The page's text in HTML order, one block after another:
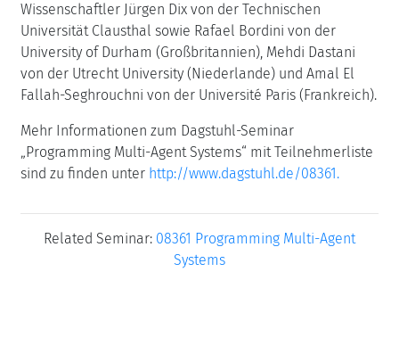
Wissenschaftler Jürgen Dix von der Technischen
Universität Clausthal sowie Rafael Bordini von der
University of Durham (Großbritannien), Mehdi Dastani
von der Utrecht University (Niederlande) und Amal El
Fallah-Seghrouchni von der Université Paris (Frankreich).
Mehr Informationen zum Dagstuhl-Seminar
„Programming Multi-Agent Systems“ mit Teilnehmerliste
sind zu finden unter http://www.dagstuhl.de/08361.
Related Seminar: 08361 Programming Multi-Agent
Systems